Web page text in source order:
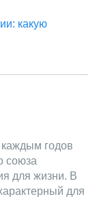
какую
каждым годов
союза
для жизни. В
для